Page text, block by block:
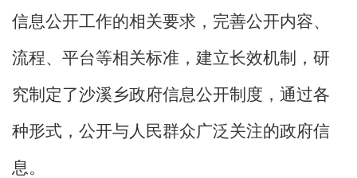
信息公开工作的相关要求，完善公开内容、
流程、平台等相关标准，建立长效机制，研
究制定了沙溪乡政府信息公开制度，通过各
种形式，公开与人民群众广泛关注的政府信
息。